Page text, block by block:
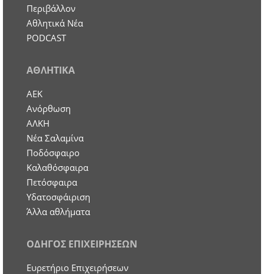
Περιβάλλον
Αθλητικά Νέα
PODCAST
ΑΘΛΗΤΙΚΑ
ΑΕΚ
Ανόρθωση
ΑΛΚΗ
Νέα Σαλαμίνα
Ποδόσφαιρο
Καλαθόσφαιρα
Πετόσφαιρα
Υδατοσφάιριση
Άλλα αθλήματα
ΟΔΗΓΟΣ ΕΠΙΧΕΙΡΗΣΕΩΝ
Ευρετήριο Επιχειρήσεων